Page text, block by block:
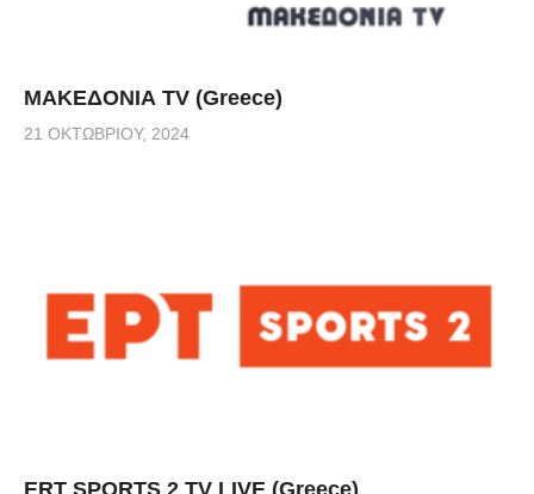
ΜΑΚΕΔΟΝΙΑ TV (Greece)
21 ΟΚΤΩΒΡΊΟΥ, 2024